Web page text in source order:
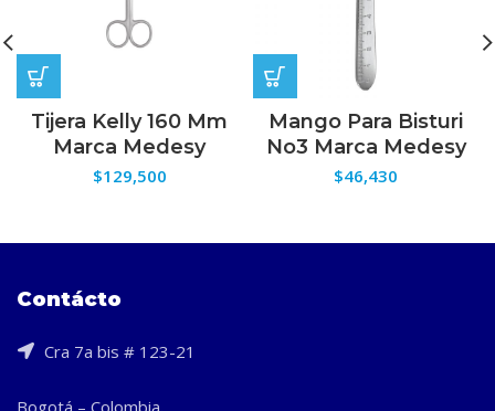
Tijera Kelly 160 Mm
Marca Medesy
$129,500
Mango Para Bisturi
No3 Marca Medesy
$46,430
Contácto
Cra 7a bis # 123-21
Bogotá – Colombia.